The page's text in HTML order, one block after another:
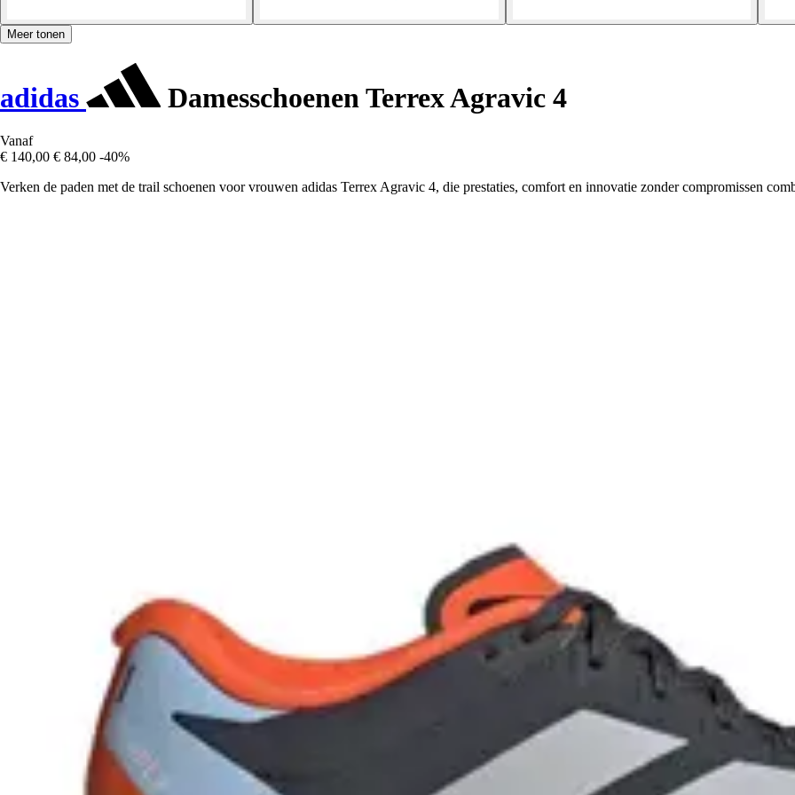
Meer tonen
adidas Damesschoenen Terrex Agravic 4
Vanaf
€ 140,00 € 84,00 -40%
Verken de paden met de trail schoenen voor vrouwen adidas Terrex Agravic 4, die prestaties, comfort en innovatie zonder compromissen